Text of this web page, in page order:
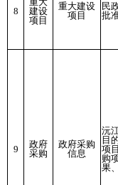
8
建设
项目
重大建设
项目
民
批
9
政府
采购
政府采购
信息
沅
目
项
购
果